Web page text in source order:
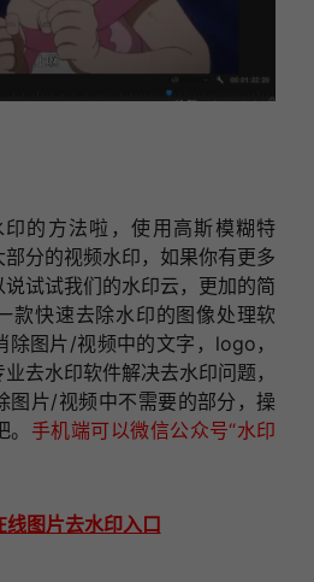
印的方法啦，使用高斯模糊特
分的视频水印，如果你有更多
试试我们的水印云，更加的简
款快速去除水印的图像处理软
图片/视频中的文字，logo，
去水印软件解决去水印问题，
图片/视频中不需要的部分，操
手机端可以微信公众号“水印
线图片去水印入口